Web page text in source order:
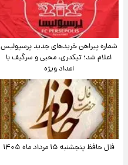
شماره پیراهن خریدهای جدید پرسپولیس
اعلام شد؛ تیکدری، محبی و سرگیف با
اعداد ویژه
فال حافظ پنجشنبه ۱۵ مرداد ماه ۱۴۰۵